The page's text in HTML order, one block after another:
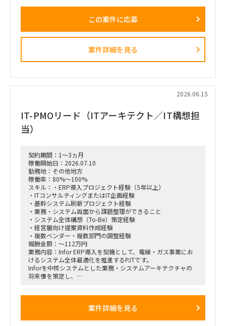
この案件に応募
案件詳細を見る
2026.06.15
IT-PMOリード（ITアーキテクト／IT構想担
当）
契約期間：1～3ヵ月
稼働開始日：2026.07.10
勤務地：その他地方
稼働率：80%～100%
スキル：・ERP導入プロジェクト経験（5年以上）
・ITコンサルティングまたはIT企画経験
・基幹システム刷新プロジェクト経験
・業務・システム両面から課題整理ができること
・システム全体構想（To-Be）策定経験
・経営層向け提案資料作成経験
・複数ベンダー・複数部門の調整経験
報酬金額：～112万円
業務内容：Infor ERP導入を契機として、電線・ガス事業にお
けるシステム全体最適化を推進するPJTです。
Inforを中核システムとした業務・システムアーキテクチャの
将来像を策定し、
・電線・ガス事業における現行システム構成の可視化
案件詳細を見る